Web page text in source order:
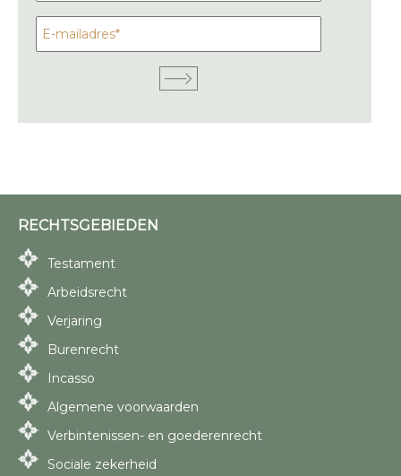
RECHTSGEBIEDEN
Testament
Arbeidsrecht
Verjaring
Burenrecht
Incasso
Algemene voorwaarden
Verbintenissen- en goederenrecht
Sociale zekerheid